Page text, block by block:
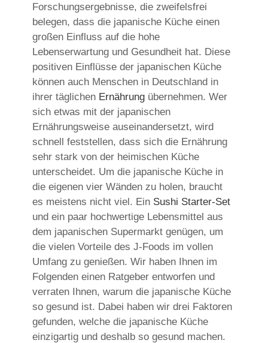
Forschungsergebnisse, die zweifelsfrei
belegen, dass die japanische Küche einen
großen Einfluss auf die hohe
Lebenserwartung und Gesundheit hat. Diese
positiven Einflüsse der japanischen Küche
können auch Menschen in Deutschland in
ihrer täglichen Ernährung übernehmen. Wer
sich etwas mit der japanischen
Ernährungsweise auseinandersetzt, wird
schnell feststellen, dass sich die Ernährung
sehr stark von der heimischen Küche
unterscheidet. Um die japanische Küche in
die eigenen vier Wänden zu holen, braucht
es meistens nicht viel. Ein Sushi Starter-Set
und ein paar hochwertige Lebensmittel aus
dem japanischen Supermarkt genügen, um
die vielen Vorteile des J-Foods im vollen
Umfang zu genießen. Wir haben Ihnen im
Folgenden einen Ratgeber entworfen und
verraten Ihnen, warum die japanische Küche
so gesund ist. Dabei haben wir drei Faktoren
gefunden, welche die japanische Küche
einzigartig und deshalb so gesund machen.